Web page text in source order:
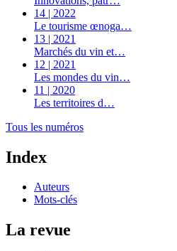
14 | 2022
Le tourisme œnoga…
13 | 2021
Marchés du vin et…
12 | 2021
Les mondes du vin…
11 | 2020
Les territoires d…
Tous les numéros
Index
Auteurs
Mots-clés
La revue